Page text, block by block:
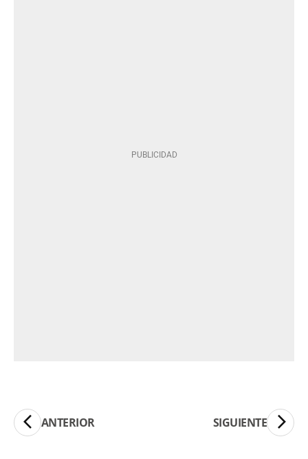
ANTERIOR SIGUIENTE